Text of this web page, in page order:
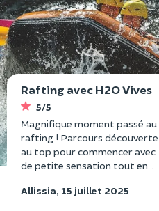
Rafting avec H2O Vives
5/5
Magnifique moment passé au
rafting ! Parcours découverte
au top pour commencer avec
de petite sensation tout en
moniteur ! Je recommande +++
Allissia, 15 juillet 2025